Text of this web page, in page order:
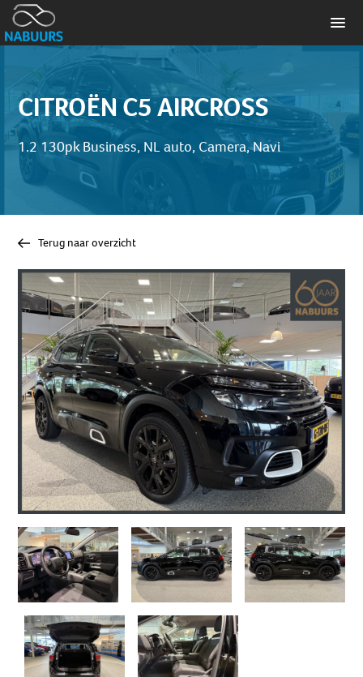
CITROËN C5 AIRCROSS
1.2 130pk Business, NL auto, Camera, Navi
Terug naar overzicht